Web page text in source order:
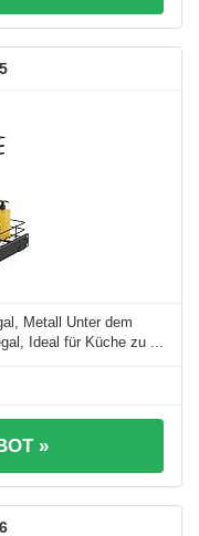
5
Metall Unter dem
Ideal für Küche zu ...
»
6